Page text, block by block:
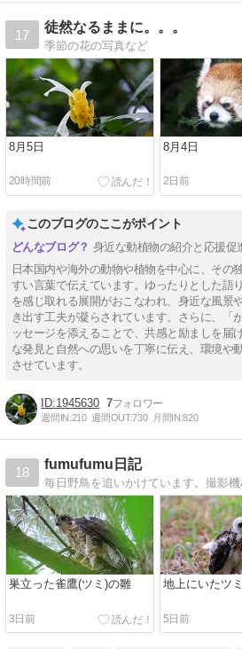
17
徒然なるままに。。。
季節の花の写真など
8月5日
20時間前
8月4日
2日前
このブログのここがポイント
身近な動植物の紹介と応援促
日本国内や海外の動物や植物を中心に、その
すい言葉で伝えています。ゆったりとした語
を感じ取れる展開がおこなわれ、身近な風景
き出す工夫が凝らされています。さらに、「
ッセージを添えることで、共感と励ましを届
な発見と自然への思いを丁寧に伝え、環境や
させています。
1945630 7
週間IN:210 週間OUT:730 月間IN:820
18
fumufumu日記
巣立った雀鷹(ツミ)の雛
3日前
地上にいたツ
5日前